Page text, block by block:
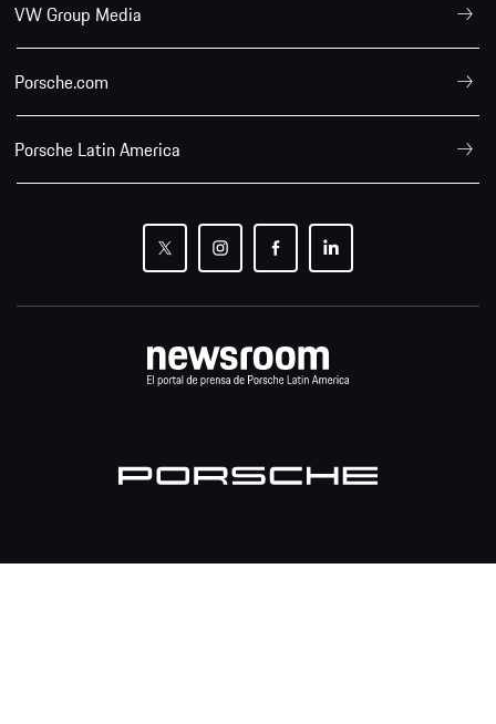
VW Group Media
Porsche.com
Porsche Latin America